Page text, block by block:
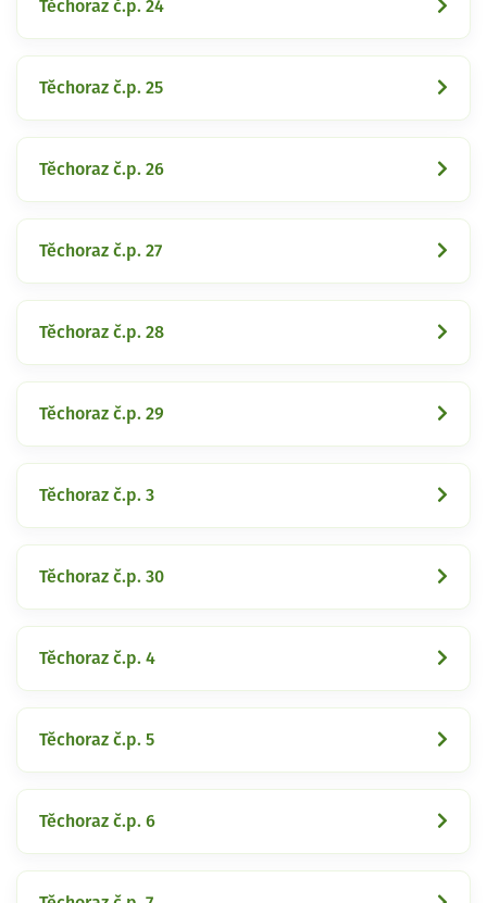
Těchoraz č.p. 24
Těchoraz č.p. 25
Těchoraz č.p. 26
Těchoraz č.p. 27
Těchoraz č.p. 28
Těchoraz č.p. 29
Těchoraz č.p. 3
Těchoraz č.p. 30
Těchoraz č.p. 4
Těchoraz č.p. 5
Těchoraz č.p. 6